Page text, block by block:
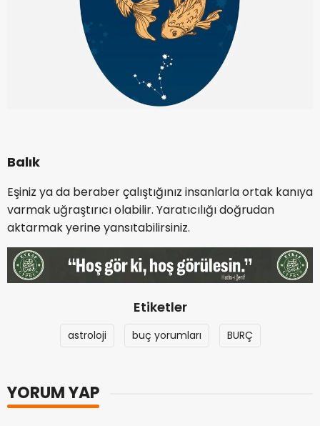
Balık
Eşiniz ya da beraber çalıştığınız insanlarla ortak kanıya
varmak uğraştırıcı olabilir. Yaratıcılığı doğrudan
aktarmak yerine yansıtabilirsiniz.
Etiketler
astroloji buç yorumları BURÇ
YORUM YAP